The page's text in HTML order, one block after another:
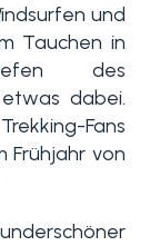
und
Tauchen in
des
dabei.
Fans
Frühjahr von